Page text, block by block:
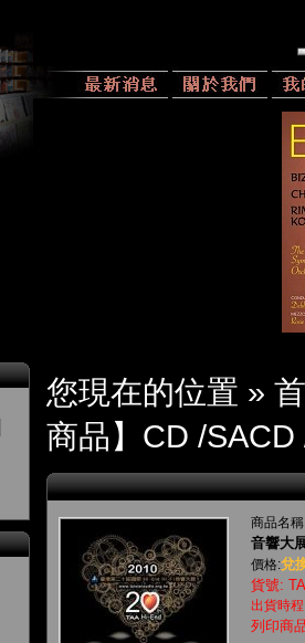
您現在的位置 »
商品】CD /
商品名
音響大
價格:兌
貨號:
出貨時
列印商